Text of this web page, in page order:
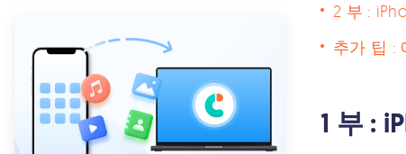
2 부 :
추가 팁 :
1 부 :